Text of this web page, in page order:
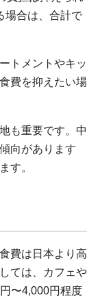
場合は、合計で
トメントやキッ
費を抑えたい場
も重要です。中
向があります
す。
費は日本より高
ては、カフェや
〜4,000円程度